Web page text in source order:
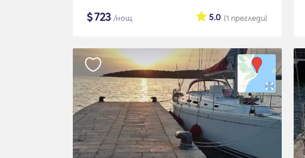
$723 /нощ (1 прегледи)
5.0